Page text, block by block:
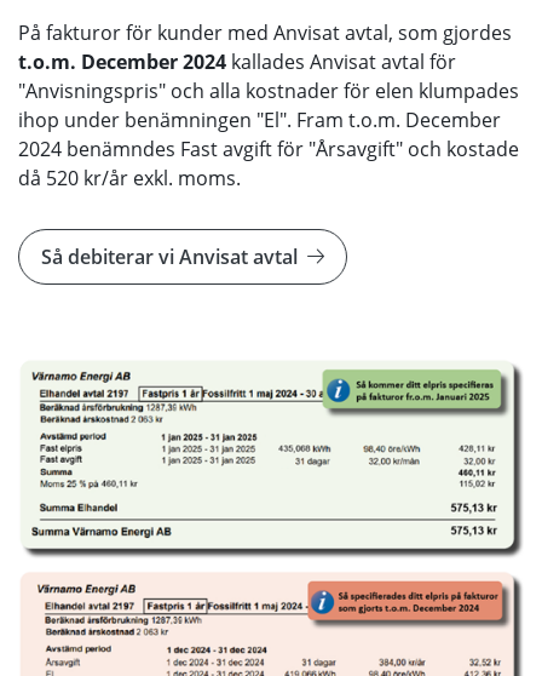
På fakturor för kunder med Anvisat avtal, som gjordes
t.o.m. December 2024 kallades Anvisat avtal för
"Anvisningspris" och alla kostnader för elen klumpades
ihop under benämningen "El". Fram t.o.m. December
2024 benämndes Fast avgift för "Årsavgift" och kostade
då 520 kr/år exkl. moms.
Så debiterar vi Anvisat avtal